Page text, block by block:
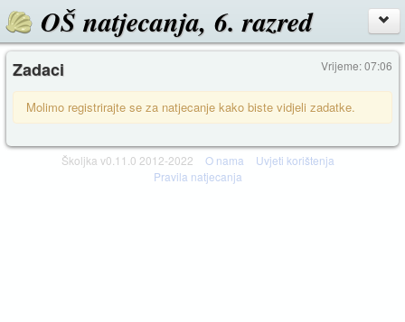
OŠ natjecanja, 6. razred
Vrijeme: 07:06
Zadaci
Molimo registrirajte se za natjecanje kako biste vidjeli zadatke.
Školjka v0.11.0 2012-2022 O nama
Uvjeti korištenja
Pravila natjecanja